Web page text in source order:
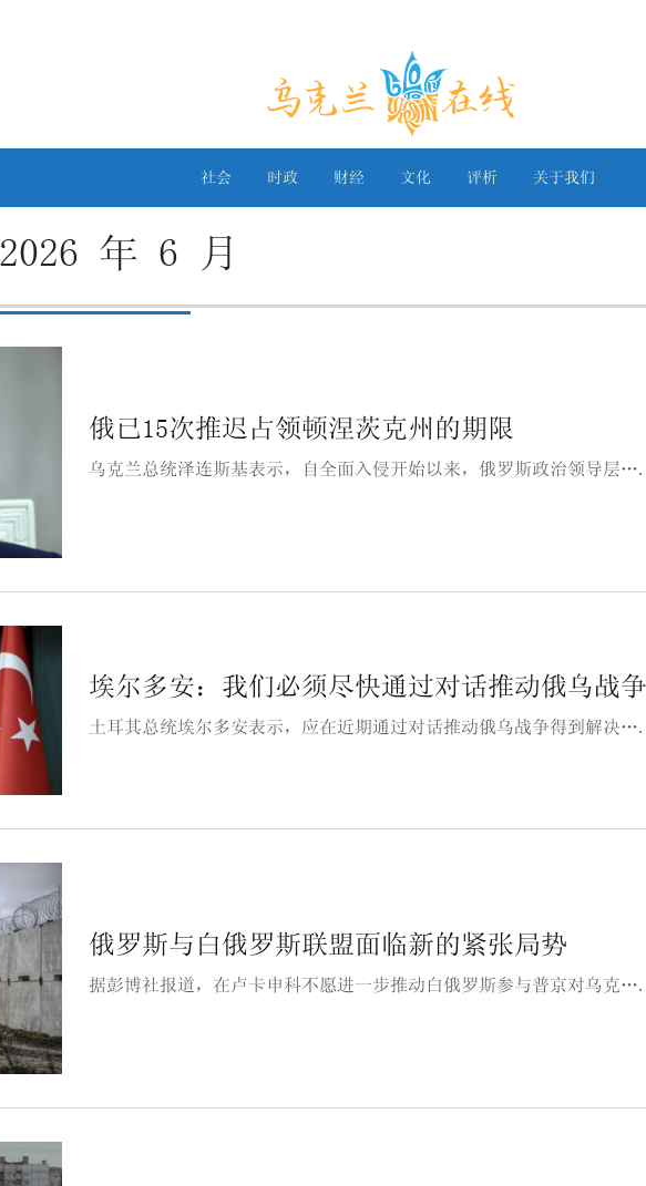
乌克兰在线
社会 时政 财经 文化 评析 关于我们
2026 年 6 月
俄已15次推迟占领顿涅茨克州的期限
乌克兰总统泽连斯基表示，自全面入侵开始以来，俄罗斯政治领导层….
埃尔多安：我们必须尽快通过对话推动俄乌战
土耳其总统埃尔多安表示，应在近期通过对话推动俄乌战争得到解决….
俄罗斯与白俄罗斯联盟面临新的紧张局势
据彭博社报道，在卢卡申科不愿进一步推动白俄罗斯参与普京对乌克….